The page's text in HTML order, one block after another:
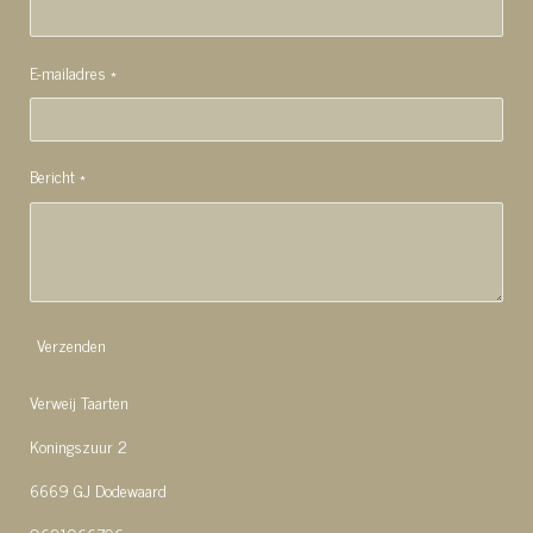
E-mailadres *
Bericht *
Verzenden
Verweij Taarten
Koningszuur 2
6669 GJ Dodewaard